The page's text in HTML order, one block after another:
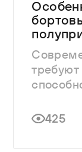
требуют
425